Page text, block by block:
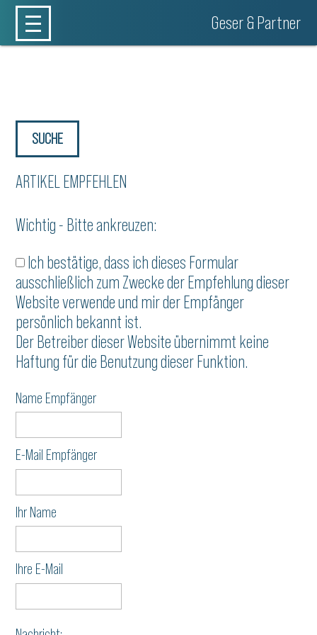
Geser & Partner
SUCHE
ARTIKEL EMPFEHLEN
Wichtig - Bitte ankreuzen:
Ich bestätige, dass ich dieses Formular
ausschließlich zum Zwecke der Empfehlung dieser
Website verwende und mir der Empfänger
persönlich bekannt ist.
Der Betreiber dieser Website übernimmt keine
Haftung für die Benutzung dieser Funktion.
Name Empfänger
E-Mail Empfänger
Ihr Name
Ihre E-Mail